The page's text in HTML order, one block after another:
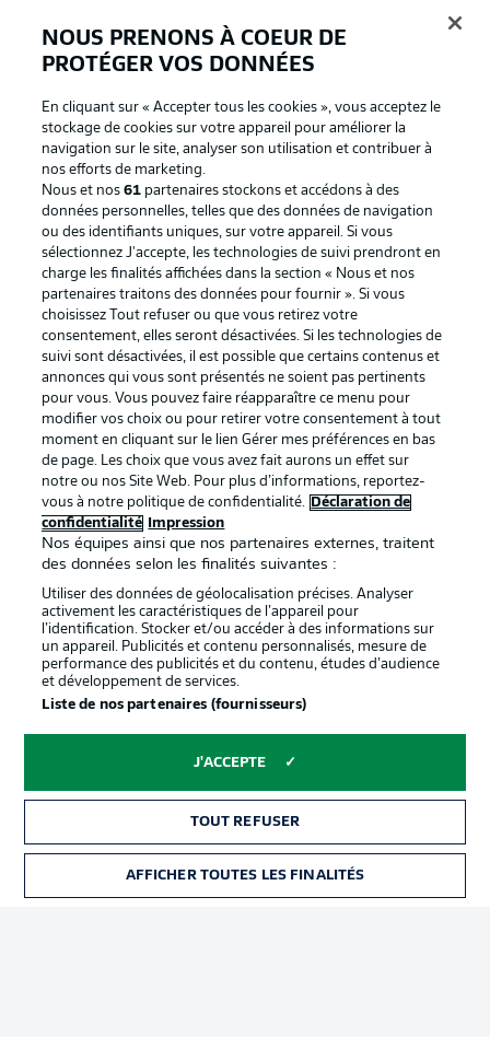
BUNDESLIGA APP
Proposé par
Conditions d’utilisation des
services
Mentions Légales Gérer mes préférences
Déclaration de
confidentialité
Diffuseurs
Impression Joueurs
© 2026 Bundesliga-Gruppe GmbH
NOUS PRENONS À COEUR DE
PROTÉGER VOS DONNÉES
En cliquant sur « Accepter tous les cookies », vous acceptez le
stockage de cookies sur votre appareil pour améliorer la
navigation sur le site, analyser son utilisation et contribuer à
nos efforts de marketing.
Nous et nos61 partenaires stockons et accédons à des
données personnelles, telles que des données de navigation
ou des identifiants uniques, sur votre appareil. Si vous
sélectionnez J'accepte, les technologies de suivi prendront en
charge les finalités affichées dans la section « Nous et nos
partenaires traitons des données pour fournir ». Si vous
choisissez Tout refuser ou que vous retirez votre
consentement, elles seront désactivées. Si les technologies de
suivi sont désactivées, il est possible que certains contenus et
annonces qui vous sont présentés ne soient pas pertinents
pour vous. Vous pouvez faire réapparaître ce menu pour
modifier vos choix ou pour retirer votre consentement à tout
moment en cliquant sur le lien Gérer mes préférences en bas
de page. Les choix que vous avez fait aurons un effet sur
notre ou nos Site Web. Pour plus d’informations, reportez-
vous à notre politique de confidentialité.
Déclaration de
confidentialité
Impression
Nos équipes ainsi que nos partenaires externes, traitent
des données selon les finalités suivantes :
Utiliser des données de géolocalisation précises. Analyser
activement les caractéristiques de l’appareil pour
l’identification. Stocker et/ou accéder à des informations sur
un appareil. Publicités et contenu personnalisés, mesure de
performance des publicités et du contenu, études d’audience
et développement de services.
Liste de nos partenaires (fournisseurs)
J'ACCEPTE
TOUT REFUSER
AFFICHER TOUTES LES FINALITÉS